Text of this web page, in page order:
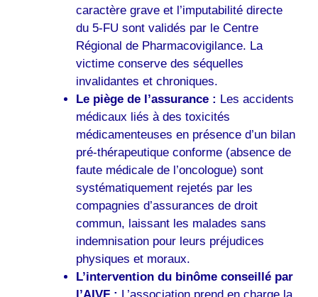
caractère grave et l’imputabilité directe
du 5-FU sont validés par le Centre
Régional de Pharmacovigilance. La
victime conserve des séquelles
invalidantes et chroniques.
Le piège de l’assurance : Les accidents
médicaux liés à des toxicités
médicamenteuses en présence d’un bilan
pré-thérapeutique conforme (absence de
faute médicale de l’oncologue) sont
systématiquement rejetés par les
compagnies d’assurances de droit
commun, laissant les malades sans
indemnisation pour leurs préjudices
physiques et moraux.
L’intervention du binôme conseillé par